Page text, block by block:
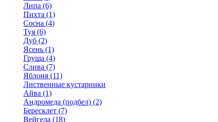
Липа (6)
Пихта (1)
Сосна (4)
Туя (6)
Дуб (2)
Ясень (1)
Груша (4)
Слива (7)
Яблоня (11)
Лиственные кустарники
Айва (1)
Андромеда (подбел) (2)
Бересклет (7)
Вейгела (18)